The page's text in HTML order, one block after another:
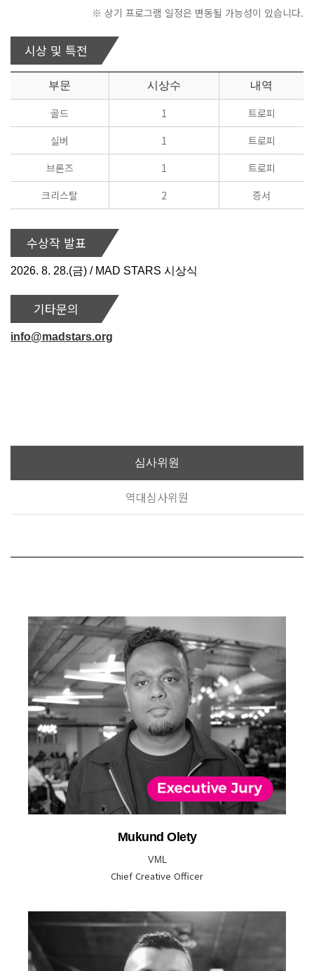
※ 상기 프로그램 일정은 변동될 가능성이 있습니다.
시상 및 특전
부문 시상수 내역
골드 1
트로피
실버
1
트로피
브론즈
1
트로피
크리스탈
2 증서
수상작 발표
2026. 8. 28.(금) / MAD STARS 시상식
기타문의
info@madstars.org
심사위원
역대심사위원
Mukund Olety
VML
Chief Creative Officer